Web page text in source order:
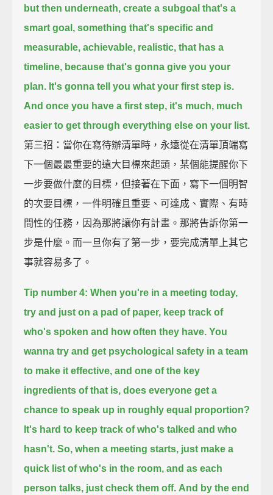
but then underneath, create a subgoal that's a
smart goal, something that's specific and
measurable, achievable, realistic, that has a
timeline, because that's gonna give you your
plan. It's gonna tell you what your first step is.
And once you have a first step, it's much, much
easier to get through everything else on your list.
第三招：當你在寫待辦清單時，永遠從在清單頂端寫
下一個最最重要的遠大目標來起頭，某個能提醒你下
一步要做什麼的目標，但接著在下面，寫下一個明智
的次要目標，一件明確且重要、可達成、實際、有時
間性的任務，因為那將讓你有計畫。那將告訴你第一
步是什麼。而一旦你有了第一步，要完成清單上其它
事就容易多了。
Tip number 4: When you're in a meeting today,
try and just on a pad of paper, keep track of
who's spoken and how often they have. You
wanna try and get psychological safety in a team
to make it effective, and one of the key
ingredients of that is, does everyone get a
chance to speak up in roughly equal proportion?
It's hard to keep track of who's talked and who
hasn't. So, when a meeting starts, just make a
quick list of who's in the room, and as each
person talks, just check them off. And by the end